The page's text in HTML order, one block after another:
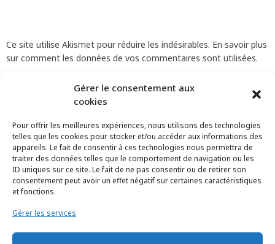
Gérer le consentement aux
cookies
Pour offrir les meilleures expériences, nous utilisons des technologies
telles que les cookies pour stocker et/ou accéder aux informations des
appareils. Le fait de consentir à ces technologies nous permettra de
traiter des données telles que le comportement de navigation ou les
ID uniques sur ce site. Le fait de ne pas consentir ou de retirer son
consentement peut avoir un effet négatif sur certaines caractéristiques
et fonctions.
Gérer les services
Ce site utilise Akismet pour réduire les indésirables. En savoir plus
sur comment les données de vos commentaires sont utilisées.